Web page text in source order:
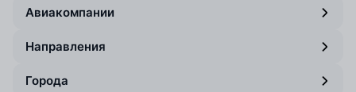
Авиакомпании
Направления
Города